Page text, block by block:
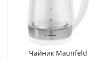
Чайник Maunfeld